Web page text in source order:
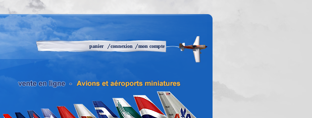
mon compte
connexion
panier